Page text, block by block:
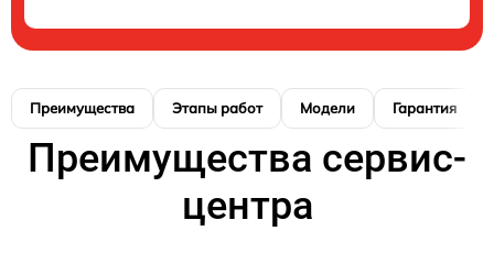
Преимущества Этапы работ Модели Гарантия
Преимущества сервис-
центра